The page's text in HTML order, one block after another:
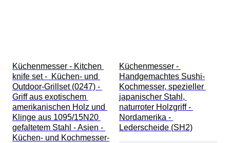
Küchenmesser - Kitchen
knife set -  Küchen- und
Outdoor-Grillset (0247) -
Griff aus exotischem
amerikanischen Holz und
Klinge aus 1095/15N20
gefaltetem Stahl - Asien -
Küchen- und Kochmesser-
Küchenmesser -
Handgemachtes Sushi-
Kochmesser, spezieller
japanischer Stahl,
naturroter Holzgriff -
Nordamerika -
Lederscheide (SH2)